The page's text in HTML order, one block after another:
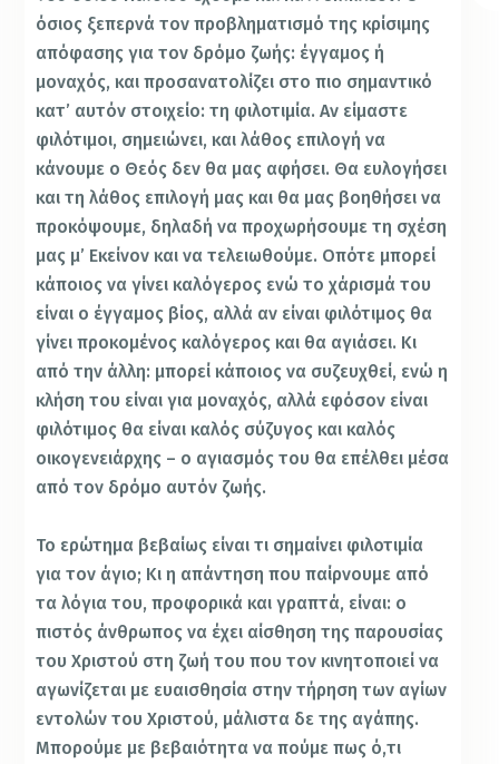
όσιος ξεπερνά τον προβληματισμό της κρίσιμης
απόφασης για τον δρόμο ζωής: έγγαμος ή
μοναχός, και προσανατολίζει στο πιο σημαντικό
κατ’ αυτόν στοιχείο: τη φιλοτιμία. Αν είμαστε
φιλότιμοι, σημειώνει, και λάθος επιλογή να
κάνουμε ο Θεός δεν θα μας αφήσει. Θα ευλογήσει
και τη λάθος επιλογή μας και θα μας βοηθήσει να
προκόψουμε, δηλαδή να προχωρήσουμε τη σχέση
μας μ’ Εκείνον και να τελειωθούμε. Οπότε μπορεί
κάποιος να γίνει καλόγερος ενώ το χάρισμά του
είναι ο έγγαμος βίος, αλλά αν είναι φιλότιμος θα
γίνει προκομένος καλόγερος και θα αγιάσει. Κι
από την άλλη: μπορεί κάποιος να συζευχθεί, ενώ η
κλήση του είναι για μοναχός, αλλά εφόσον είναι
φιλότιμος θα είναι καλός σύζυγος και καλός
οικογενειάρχης – ο αγιασμός του θα επέλθει μέσα
από τον δρόμο αυτόν ζωής.
Το ερώτημα βεβαίως είναι τι σημαίνει φιλοτιμία
για τον άγιο; Κι η απάντηση που παίρνουμε από
τα λόγια του, προφορικά και γραπτά, είναι: ο
πιστός άνθρωπος να έχει αίσθηση της παρουσίας
του Χριστού στη ζωή του που τον κινητοποιεί να
αγωνίζεται με ευαισθησία στην τήρηση των αγίων
εντολών του Χριστού, μάλιστα δε της αγάπης.
Μπορούμε με βεβαιότητα να πούμε πως ό,τι